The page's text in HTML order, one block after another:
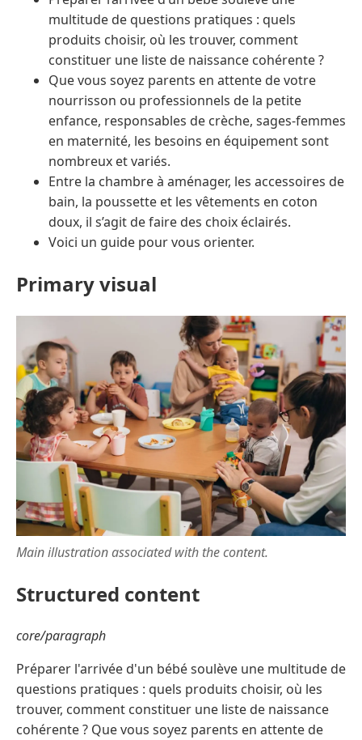
multitude de questions pratiques : quels
produits choisir, où les trouver, comment
constituer une liste de naissance cohérente ?
Que vous soyez parents en attente de votre
nourrisson ou professionnels de la petite
enfance, responsables de crèche, sages-femmes
en maternité, les besoins en équipement sont
nombreux et variés.
Entre la chambre à aménager, les accessoires de
bain, la poussette et les vêtements en coton
doux, il s’agit de faire des choix éclairés.
Voici un guide pour vous orienter.
Primary visual
Main illustration associated with the content.
Structured content
core/paragraph
Préparer l'arrivée d'un bébé soulève une multitude de
questions pratiques : quels produits choisir, où les
trouver, comment constituer une liste de naissance
cohérente ? Que vous soyez parents en attente de